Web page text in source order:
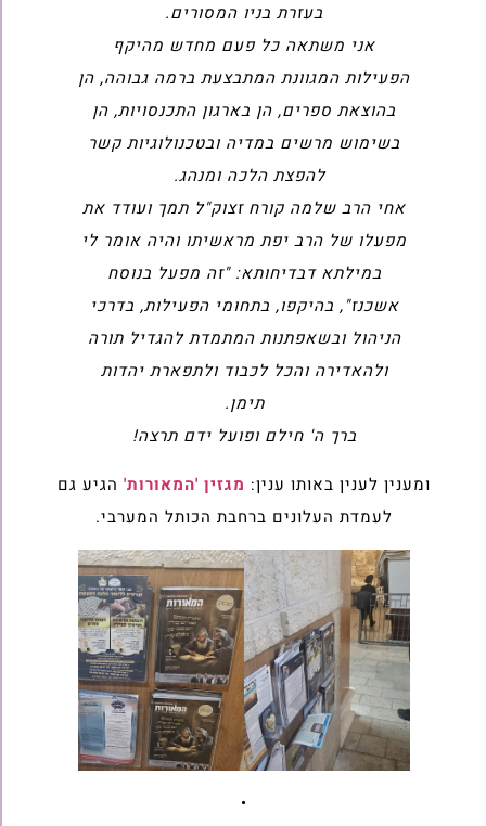
בעזרת בניו המסורים.
אני משתאה כל פעם מחדש מהיקף
הפעילות המגוונת המתבצעת ברמה גבוהה, הן
בהוצאת ספרים, הן בארגון התכנסויות, הן
בשימוש מרשים במדיה ובטכנולוגיות קשר
להפצת הלכה ומנהג.
אחי הרב שלמה קורח זצוק"ל תמך ועודד את
מפעלו של הרב יפת מראשיתו והיה אומר לי
במילתא דבדיחותא: "זה מפעל בנוסח
אשכנז", בהיקפו, בתחומי הפעילות, בדרכי
הניהול ובשאפתנות המתמדת להגדיל תורה
ולהאדירה והכל לכבוד ולתפארת יהדות
תימן.
ברך ה' חילם ופועל ידם תרצה!
ומענין לענין באותו ענין: מגזין 'המאורות' הגיע גם
לעמדת העלונים ברחבת הכותל המערבי.
•